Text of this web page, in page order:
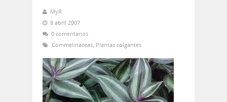
MyR
8 abril 2007
0 comentarios
Commelináceas, Plantas colgantes